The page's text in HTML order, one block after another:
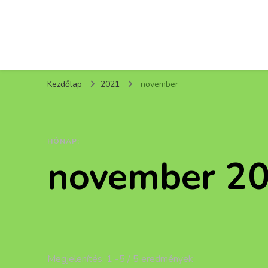
Kezdőlap 2021 november
HÓNAP:
november
Megjelenítés: 1 -5 / 5 eredmények